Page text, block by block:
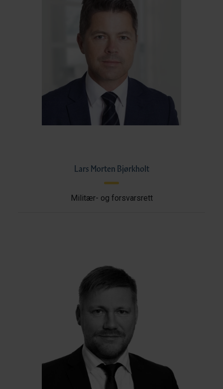
Lars Morten Bjørkholt
Militær- og forsvarsrett